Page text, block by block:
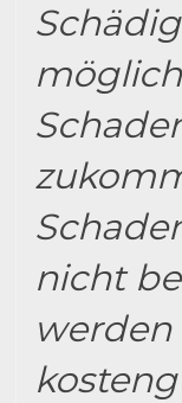
nicht
werden